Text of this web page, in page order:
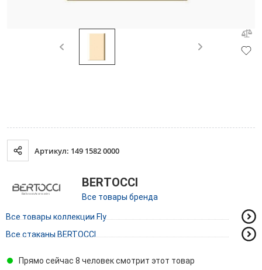
Артикул: 149 1582 0000
BERTOCCI
Все товары бренда
Все товары коллекции Fly
Все стаканы BERTOCCI
Прямо сейчас 8 человек смотрит этот товар